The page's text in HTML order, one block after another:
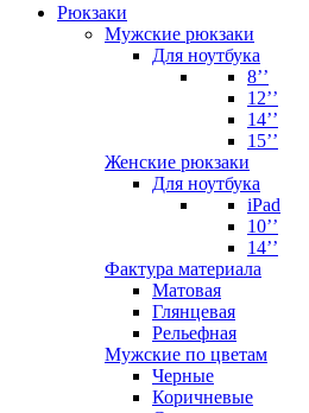
Рюкзаки
Мужские рюкзаки
Для ноутбука
8’’
12’’
14’’
15’’
Женские рюкзаки
Для ноутбука
iPad
10’’
14’’
Фактура материала
Матовая
Глянцевая
Рельефная
Мужские по цветам
Черные
Коричневые